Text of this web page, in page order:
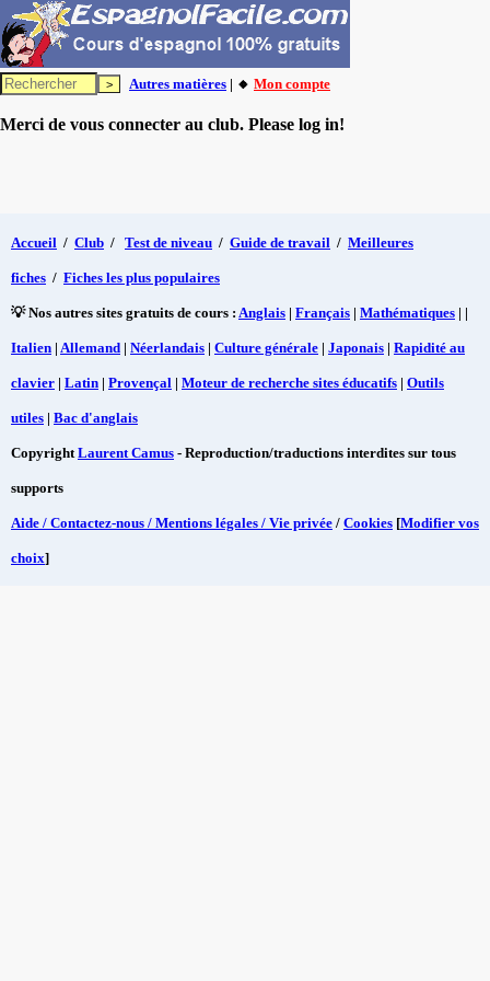
Autres matières | 🔸 Mon compte
Merci de vous connecter au club. Please log in!
Accueil / Club / Test de niveau / Guide de travail / Meilleures
fiches / Fiches les plus populaires
💡 Nos autres sites gratuits de cours : Anglais | Français | Mathématiques | |
Italien | Allemand | Néerlandais | Culture générale | Japonais | Rapidité au
clavier | Latin | Provençal | Moteur de recherche sites éducatifs | Outils
utiles | Bac d'anglais
CopyrightLaurent Camus - Reproduction/traductions interdites sur tous
supports
Aide / Contactez-nous / Mentions légales / Vie privée / Cookies [Modifier vos
choix]